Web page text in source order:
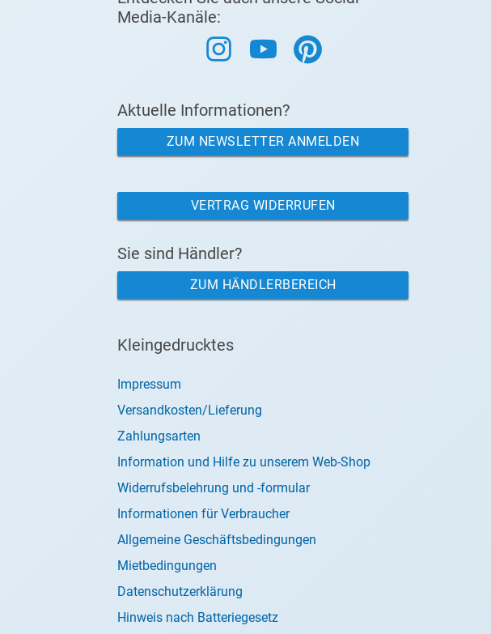
Media-Kanäle:
Aktuelle Informationen?
ZUM NEWSLETTER ANMELDEN
VERTRAG WIDERRUFEN
Sie sind Händler?
ZUM HÄNDLERBEREICH
Kleingedrucktes
Impressum
Versandkosten/Lieferung
Zahlungsarten
Information und Hilfe zu unserem Web-Shop
Widerrufsbelehrung und -formular
Informationen für Verbraucher
Allgemeine Geschäftsbedingungen
Mietbedingungen
Datenschutzerklärung
Hinweis nach Batteriegesetz